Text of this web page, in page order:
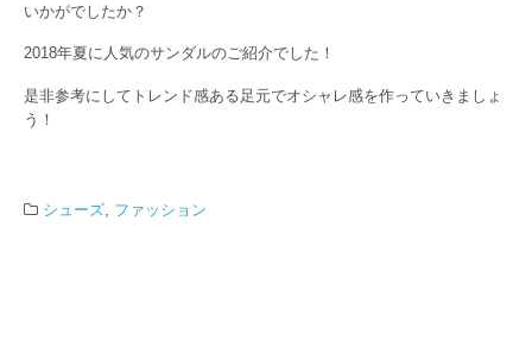
いかがでしたか？
2018年夏に人気のサンダルのご紹介でした！
是非参考にしてトレンド感ある足元でオシャレ感を作っていきましょ
う！
シューズ ファッション